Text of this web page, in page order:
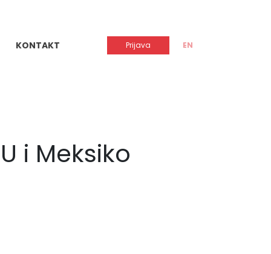
KONTAKT Prijava EN
i Meksiko